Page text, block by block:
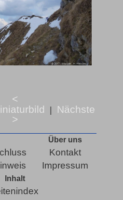
<
| Nächste
>
Über uns
Kontakt
Impressum
Inhalt